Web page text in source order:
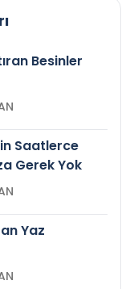
Besinler
Saatlerce
Gerek Yok
Yaz